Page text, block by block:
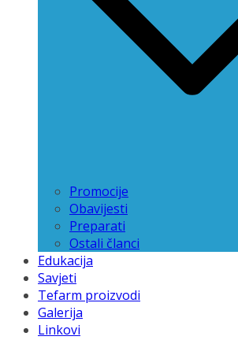
Promocije
Obavijesti
Preparati
Ostali članci
Edukacija
Savjeti
Tefarm proizvodi
Galerija
Linkovi